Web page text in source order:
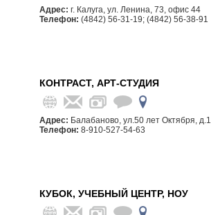
Адрес: г. Калуга, ул. Ленина, 73, офис 44
Телефон: (4842) 56-31-19; (4842) 56-38-91
КОНТРАСТ, АРТ-СТУДИЯ
Адрес: Балабаново, ул.50 лет Октября, д.1
Телефон: 8-910-527-54-63
КУБОК, УЧЕБНЫЙ ЦЕНТР, НОУ